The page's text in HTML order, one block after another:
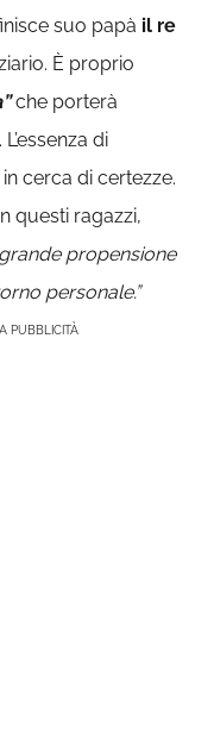
suo papà il re
È proprio
che porterà
di
cerca di certezze.
questi ragazzi,
propensione
personale.”
PUBBLICITÀ